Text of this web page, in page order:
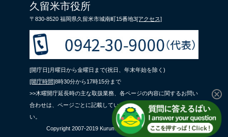
久留米市役所
〒830-8520 福岡県久留米市城南町15番地3[アクセス]
[開庁日]月曜日から金曜日まで(祝日、年末年始を除く)
[開庁時間]8時30分から17時15分まで
>>木曜開庁延長時の主な取扱業務、各ページの内容に関するお問い
合わせは、ページごとに記載している問合せ先までご連絡くださ
い。
Copyright 2007-2019 Kurume City All Rights Reserved.